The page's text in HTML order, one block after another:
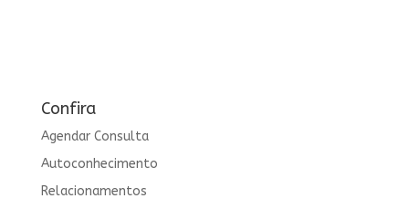
Confira
Agendar Consulta
Autoconhecimento
Relacionamentos